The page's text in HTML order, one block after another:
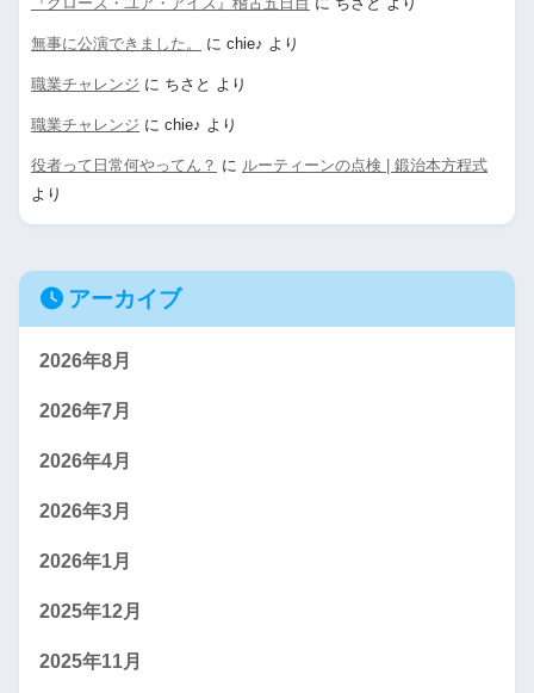
無事に公演できました。 に chie♪ より
職業チャレンジ に ちさと より
職業チャレンジ に chie♪ より
役者って日常何やってん？ に ルーティーンの点検 | 鍛治本方程式
より
アーカイブ
2026年8月
2026年7月
2026年4月
2026年3月
2026年1月
2025年12月
2025年11月